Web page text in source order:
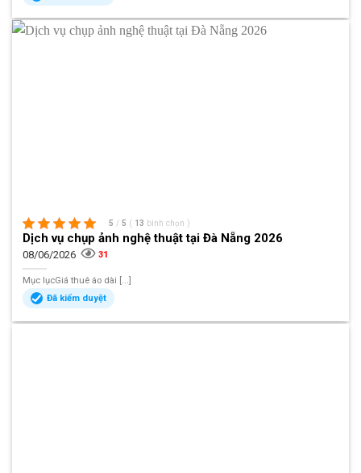
5 / 5 ( 13 bình chọn )
Dịch vụ chụp ảnh nghệ thuật tại Đà Nẵng 2026
08/06/2026 31
Mục lụcGiá thuê áo dài [...]
Đã kiểm duyệt